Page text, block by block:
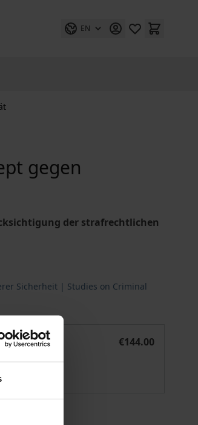
EN
gegen
der strafrechtlichen
Sicherheit | Studies on Criminal
Verfolgungskonzept gegen
€144.00